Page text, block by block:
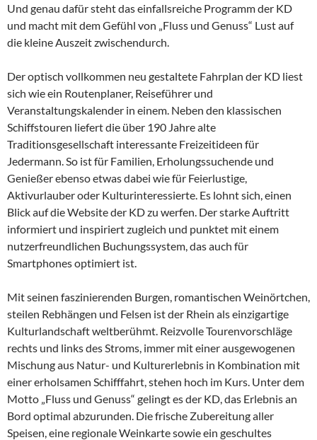
Und genau dafür steht das einfallsreiche Programm der KD
und macht mit dem Gefühl von „Fluss und Genuss“ Lust auf
die kleine Auszeit zwischendurch.
Der optisch vollkommen neu gestaltete Fahrplan der KD liest
sich wie ein Routenplaner, Reiseführer und
Veranstaltungskalender in einem. Neben den klassischen
Schiffstouren liefert die über 190 Jahre alte
Traditionsgesellschaft interessante Freizeitideen für
Jedermann. So ist für Familien, Erholungssuchende und
Genießer ebenso etwas dabei wie für Feierlustige,
Aktivurlauber oder Kulturinteressierte. Es lohnt sich, einen
Blick auf die Website der KD zu werfen. Der starke Auftritt
informiert und inspiriert zugleich und punktet mit einem
nutzerfreundlichen Buchungssystem, das auch für
Smartphones optimiert ist.
Mit seinen faszinierenden Burgen, romantischen Weinörtchen,
steilen Rebhängen und Felsen ist der Rhein als einzigartige
Kulturlandschaft weltberühmt. Reizvolle Tourenvorschläge
rechts und links des Stroms, immer mit einer ausgewogenen
Mischung aus Natur- und Kulturerlebnis in Kombination mit
einer erholsamen Schifffahrt, stehen hoch im Kurs. Unter dem
Motto „Fluss und Genuss“ gelingt es der KD, das Erlebnis an
Bord optimal abzurunden. Die frische Zubereitung aller
Speisen, eine regionale Weinkarte sowie ein geschultes